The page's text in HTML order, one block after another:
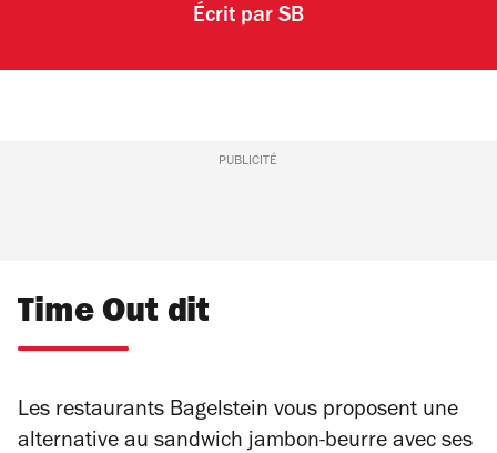
Écrit par SB
PUBLICITÉ
Time Out dit
Les restaurants Bagelstein vous proposent une
alternative au sandwich jambon-beurre avec ses